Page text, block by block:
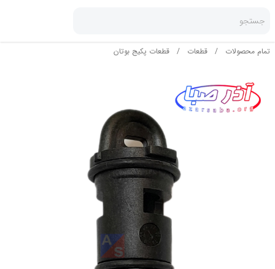
جستجو
تمام محصولات / قطعات / قطعات پکیج بوتان